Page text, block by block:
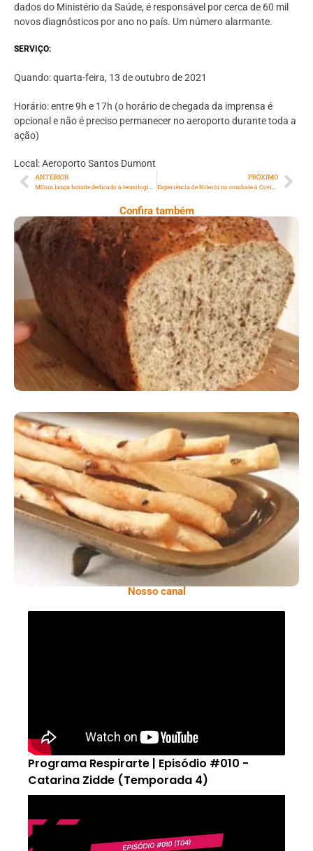
dados do Ministério da Saúde, é responsável por cerca de 60 mil
novos diagnósticos por ano no país. Um número alarmante.
SERVIÇO:
Quando: quarta-feira, 13 de outubro de 2021
Horário: entre 9h e 17h (o horário de chegada da imprensa é
opcional e não é preciso permanecer no aeroporto durante toda a
ação)
Local: Aeroporto Santos Dumont
ANTERIOR PRÓXIMO
Confira também
Comer Bem: Pão Low Carb
Comer Bem: Palitinhos De Cebola E Salsa
Nosso canal
Programa Respirarte | Episódio #010 -
Catarina Zidde (Temporada 4)